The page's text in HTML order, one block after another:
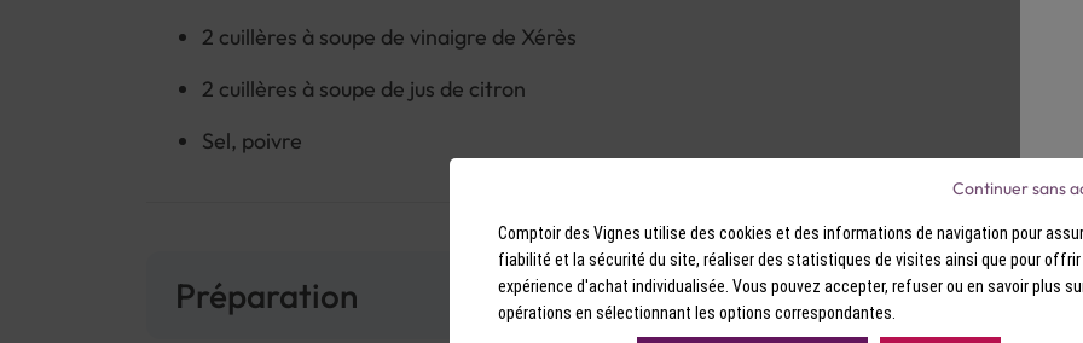
2 cuillères à soupe de vinaigre de Xérès
2 cuillères à soupe de jus de citron
Sel, poivre
Préparation
Comptoir des Vignes utilise des cookies et des informations de navigation pour
fiabilité et la sécurité du site, réaliser des statistiques de visites ainsi que pour offrir
expérience d'achat individualisée. Vous pouvez accepter, refuser ou en savoir plus
opérations en sélectionnant les options correspondantes.
Continuer sans